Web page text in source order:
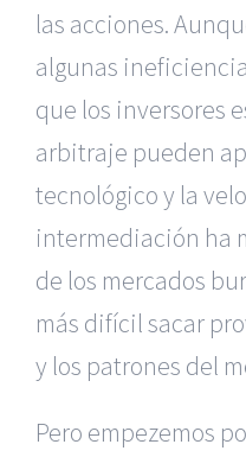
las acciones.
algunas
que los inversores
arbitraje pueden
tecnológico y la
intermediación ha
de los mercados
más difícil sacar
y los patrones del
Pero empezemos